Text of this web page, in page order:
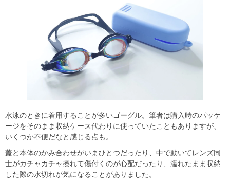
水泳のときに着用することが多いゴーグル。筆者は購入時のパッケ
ージをそのまま収納ケース代わりに使っていたこともありますが、
いくつか不便だなと感じる点も。
蓋と本体のかみ合わせがいまひとつだったり、中で動いてレンズ同
士がカチャカチャ擦れて傷付くのが心配だったり、濡れたまま収納
した際の水切れが気になることがありました。